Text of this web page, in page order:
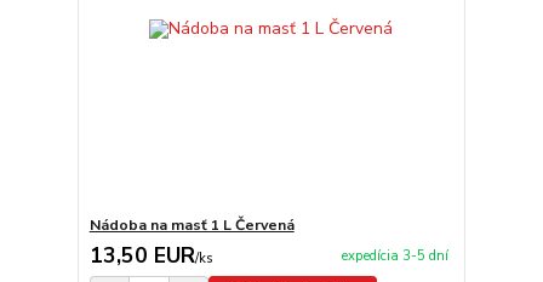
Nádoba na masť 1 L Červená
13,50 EUR/ks expedícia 3-5 dní